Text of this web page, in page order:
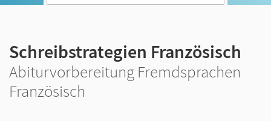
Schreibstrategien Französisch
Abiturvorbereitung Fremdsprachen
Französisch